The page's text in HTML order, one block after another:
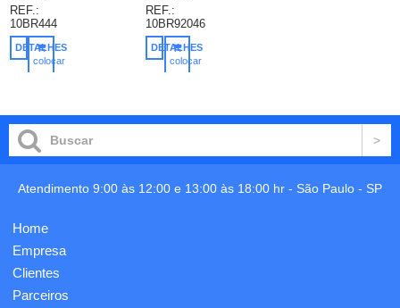
personalizada,
2,6
litros,
gravação
em 1
REF.:
10BR444
DETALHES
colocar
kraft,
pasta
kraft A4,
pasta
kraft
com 25
folhas
REF.:
10BR92046
DETALHES
colocar
Atendimento 9:00 às 12:00 e 13:00 às 18:00 hr - São Paulo - SP
Home
Empresa
Clientes
Parceiros